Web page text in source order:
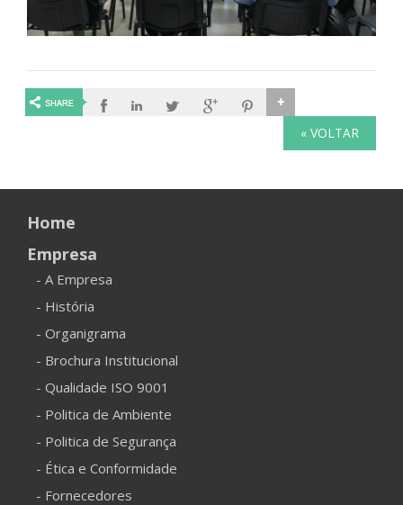
« VOLTAR
Home
Empresa
- A Empresa
- História
- Organigrama
- Brochura Institucional
- Qualidade ISO 9001
- Politica de Ambiente
- Politica de Segurança
- Ética e Conformidade
- Fornecedores